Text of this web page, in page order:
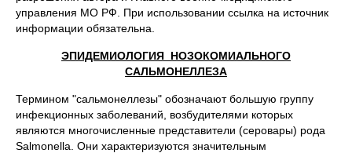
управления МО РФ. При использовании ссылка на источник
информации обязательна.
ЭПИДЕМИОЛОГИЯ НОЗОКОМИАЛЬНОГО
САЛЬМОНЕЛЛЕЗА
Термином "сальмонеллезы" обозначают большую группу
инфекционных заболеваний, возбудителями которых
являются многочисленные представители (серовары) рода
Salmonella. Они характеризуются значительным